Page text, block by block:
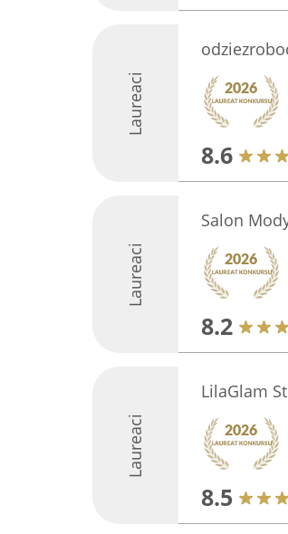
Laureaci
8.6
Laureaci
Salon
8.2
Laureaci
LilaGlam
8.5